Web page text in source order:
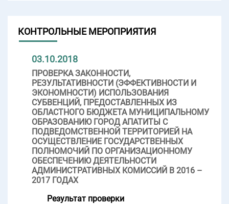
КОНТРОЛЬНЫЕ МЕРОПРИЯТИЯ
03.10.2018
ПРОВЕРКА ЗАКОННОСТИ,
РЕЗУЛЬТАТИВНОСТИ (ЭФФЕКТИВНОСТИ И
ЭКОНОМНОСТИ) ИСПОЛЬЗОВАНИЯ
СУБВЕНЦИЙ, ПРЕДОСТАВЛЕННЫХ ИЗ
ОБЛАСТНОГО БЮДЖЕТА МУНИЦИПАЛЬНОМУ
ОБРАЗОВАНИЮ ГОРОД АПАТИТЫ С
ПОДВЕДОМСТВЕННОЙ ТЕРРИТОРИЕЙ НА
ОСУЩЕСТВЛЕНИЕ ГОСУДАРСТВЕННЫХ
ПОЛНОМОЧИЙ ПО ОРГАНИЗАЦИОННОМУ
ОБЕСПЕЧЕНИЮ ДЕЯТЕЛЬНОСТИ
АДМИНИСТРАТИВНЫХ КОМИССИЙ В 2016 –
2017 ГОДАХ
Результат проверки